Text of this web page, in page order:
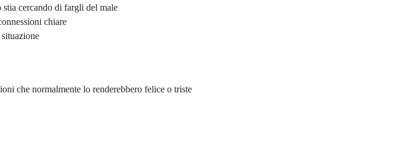
stia cercando di fargli del male
chiare
che normalmente lo renderebbero felice o triste